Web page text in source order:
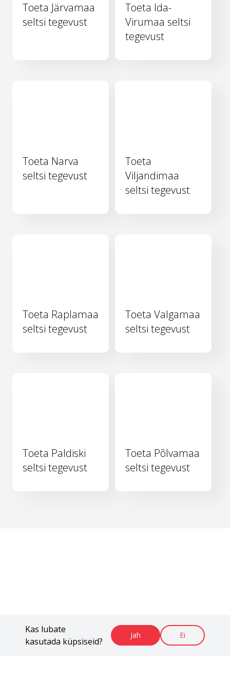
Kas lubate
kasutada küpsiseid?
Jah Ei
Toeta Järvamaa
seltsi tegevust
Toeta Ida-
Virumaa seltsi
tegevust
Toeta Narva
seltsi tegevust
Toeta
Viljandimaa
seltsi tegevust
Toeta Raplamaa
seltsi tegevust
Toeta Valgamaa
seltsi tegevust
Toeta Paldiski
seltsi tegevust
Toeta Põlvamaa
seltsi tegevust